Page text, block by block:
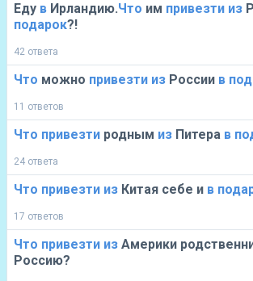
Еду в Ирландию.Что им привезти из
подарок?!
42 ответа
Что можно привезти из России в
11 ответов
Что привезти родным из Питера в
24 ответа
Что привезти из Китая себе и в
17 ответов
Что привезти из Америки
Россию?